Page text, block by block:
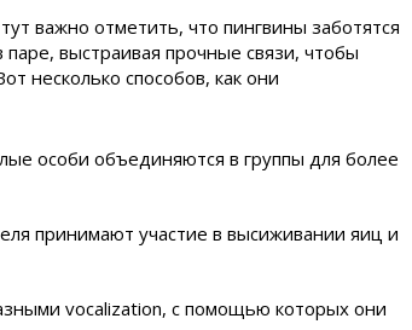
важно отметить, что пингвины заботятся
выстраивая прочные связи, чтобы
несколько способов, как они
особи объединяются в группы для более
принимают участие в высиживании яиц и
vocalization, с помощью которых они